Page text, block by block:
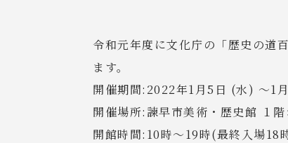
令和元年度に文化庁の「歴史の道
ます。
開催期間:2022年1月5日 (水) ～1
開催場所:諫早市美術・歴史館 １
開館時間:10時～19時(最終入場18